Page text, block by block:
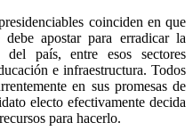
coinciden en que
apostar para erradicar la
país, entre esos sectores
e infraestructura. Todos
en sus promesas de
electo efectivamente decida
para hacerlo.